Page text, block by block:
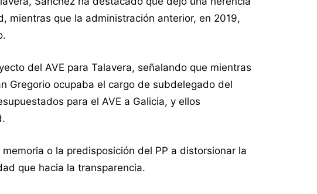
mientras que la administración anterior, en 2019,
del AVE para Talavera, señalando que mientras
Gregorio ocupaba el cargo de subdelegado del
para el AVE a Galicia, y ellos
o la predisposición del PP a distorsionar la
que hacia la transparencia.